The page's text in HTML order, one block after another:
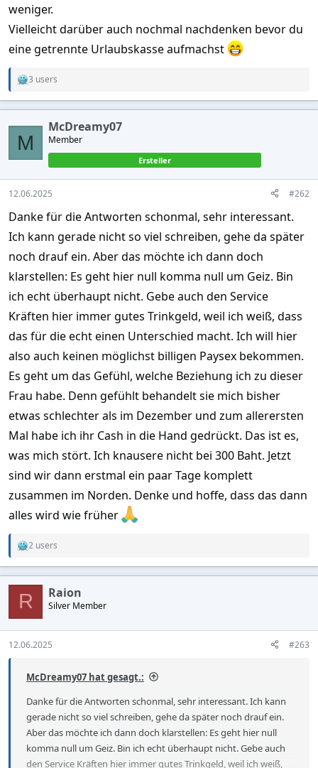
weniger.
Vielleicht darüber auch nochmal nachdenken bevor du
eine getrennte Urlaubskasse aufmachst
R
t
o
n
3 users
M
McDreamy07
Member
Ersteller
12.06.2025 #262
Danke für die Antworten schonmal, sehr interessant.
Ich kann gerade nicht so viel schreiben, gehe da später
noch drauf ein. Aber das möchte ich dann doch
klarstellen: Es geht hier null komma null um Geiz. Bin
ich echt überhaupt nicht. Gebe auch den Service
Kräften hier immer gutes Trinkgeld, weil ich weiß, dass
das für die echt einen Unterschied macht. Ich will hier
also auch keinen möglichst billigen Paysex bekommen.
Es geht um das Gefühl, welche Beziehung ich zu dieser
Frau habe. Denn gefühlt behandelt sie mich bisher
etwas schlechter als im Dezember und zum allerersten
Mal habe ich ihr Cash in die Hand gedrückt. Das ist es,
was mich stört. Ich knausere nicht bei 300 Baht. Jetzt
sind wir dann erstmal ein paar Tage komplett
zusammen im Norden. Denke und hoffe, dass das dann
alles wird wie früher
R
c
o
n
s
:
2 users
R Raion
Silver Member
12.06.2025 #263
McDreamy07 hat gesagt.:
Danke für die Antworten schonmal, sehr interessant. Ich kann
gerade nicht so viel schreiben, gehe da später noch drauf ein.
Aber das möchte ich dann doch klarstellen: Es geht hier null
komma null um Geiz. Bin ich echt überhaupt nicht. Gebe auch
den Service Kräften hier immer gutes Trinkgeld, weil ich weiß,